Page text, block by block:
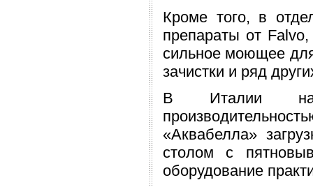
Кроме того, в
препараты от
сильное моющее
зачистки и ряд
В Италии нам
«Аквабелла»
столом с
оборудование